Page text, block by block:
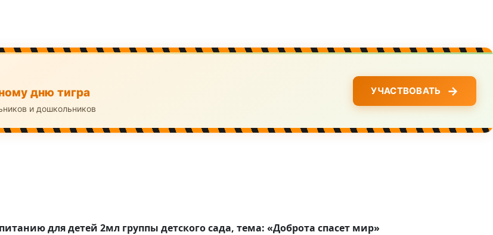
дню тигра
и дошкольников
УЧАСТВОВАТЬ →
для детей 2мл группы детского сада, тема: «Доброта спасет мир»